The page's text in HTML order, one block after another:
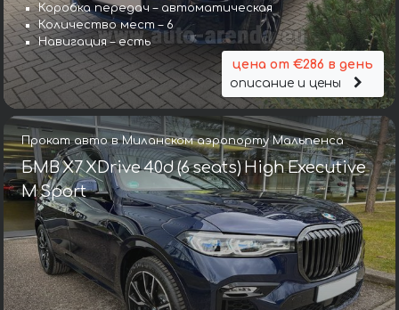
Коробка передач – автоматическая
Количество мест – 6
Навигация – есть
цена от €286 в день
описание и цены
Прокат авто в Миланском аэропорту Мальпенса
БМВ X7 XDrive 40d (6 seats) High Executive
M Sport